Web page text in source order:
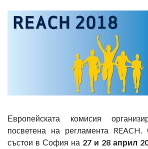
Европейската комисия
посветена на регламента
състои в София на 27 и 28 април